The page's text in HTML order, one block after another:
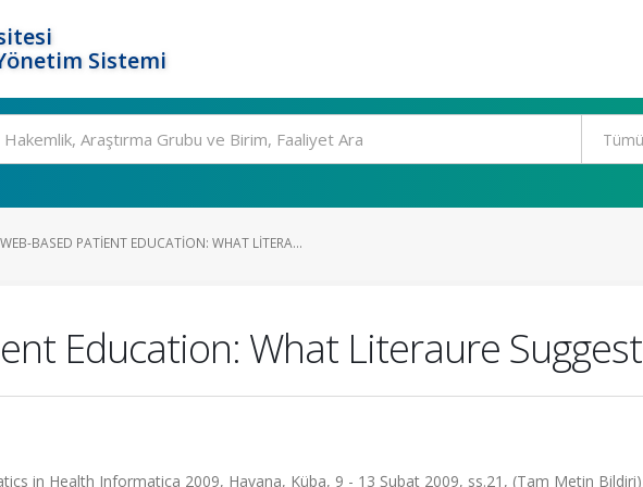
Sistemi
WEB-BASED PATIENT EDUCATION: WHAT LITERA...
Education: What Literaure Suggest
in Health Informatica 2009, Havana, Küba, 9 - 13 Şubat 2009, ss.21, (Tam Metin Bildiri)